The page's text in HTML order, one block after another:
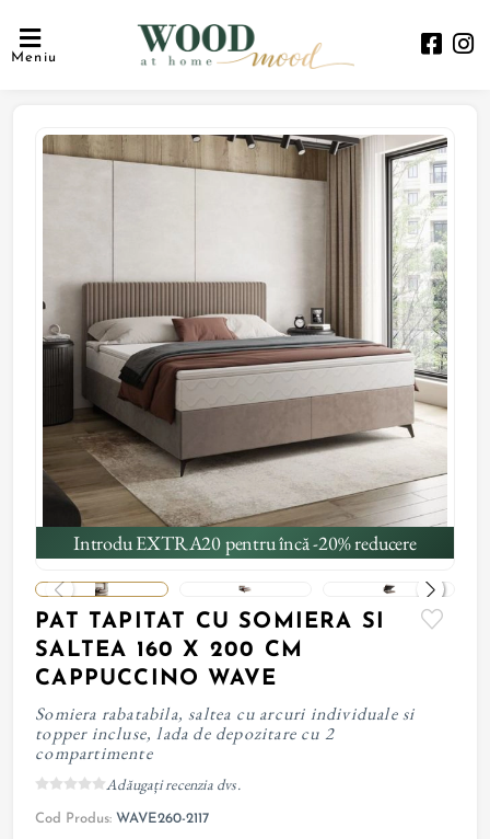
Meniu
Introdu EXTRA20 pentru încă -20% reducere
PAT TAPITAT CU SOMIERA SI
SALTEA 160 X 200 CM
CAPPUCCINO WAVE
Somiera rabatabila, saltea cu arcuri individuale si
topper incluse, lada de depozitare cu 2
compartimente
Adăugați recenzia dvs.
Cod Produs: WAVE260-2117